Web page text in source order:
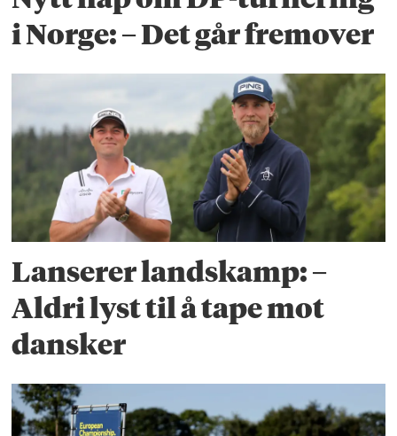
i Norge: – Det går fremover
Lanserer landskamp: –
Aldri lyst til å tape mot
dansker